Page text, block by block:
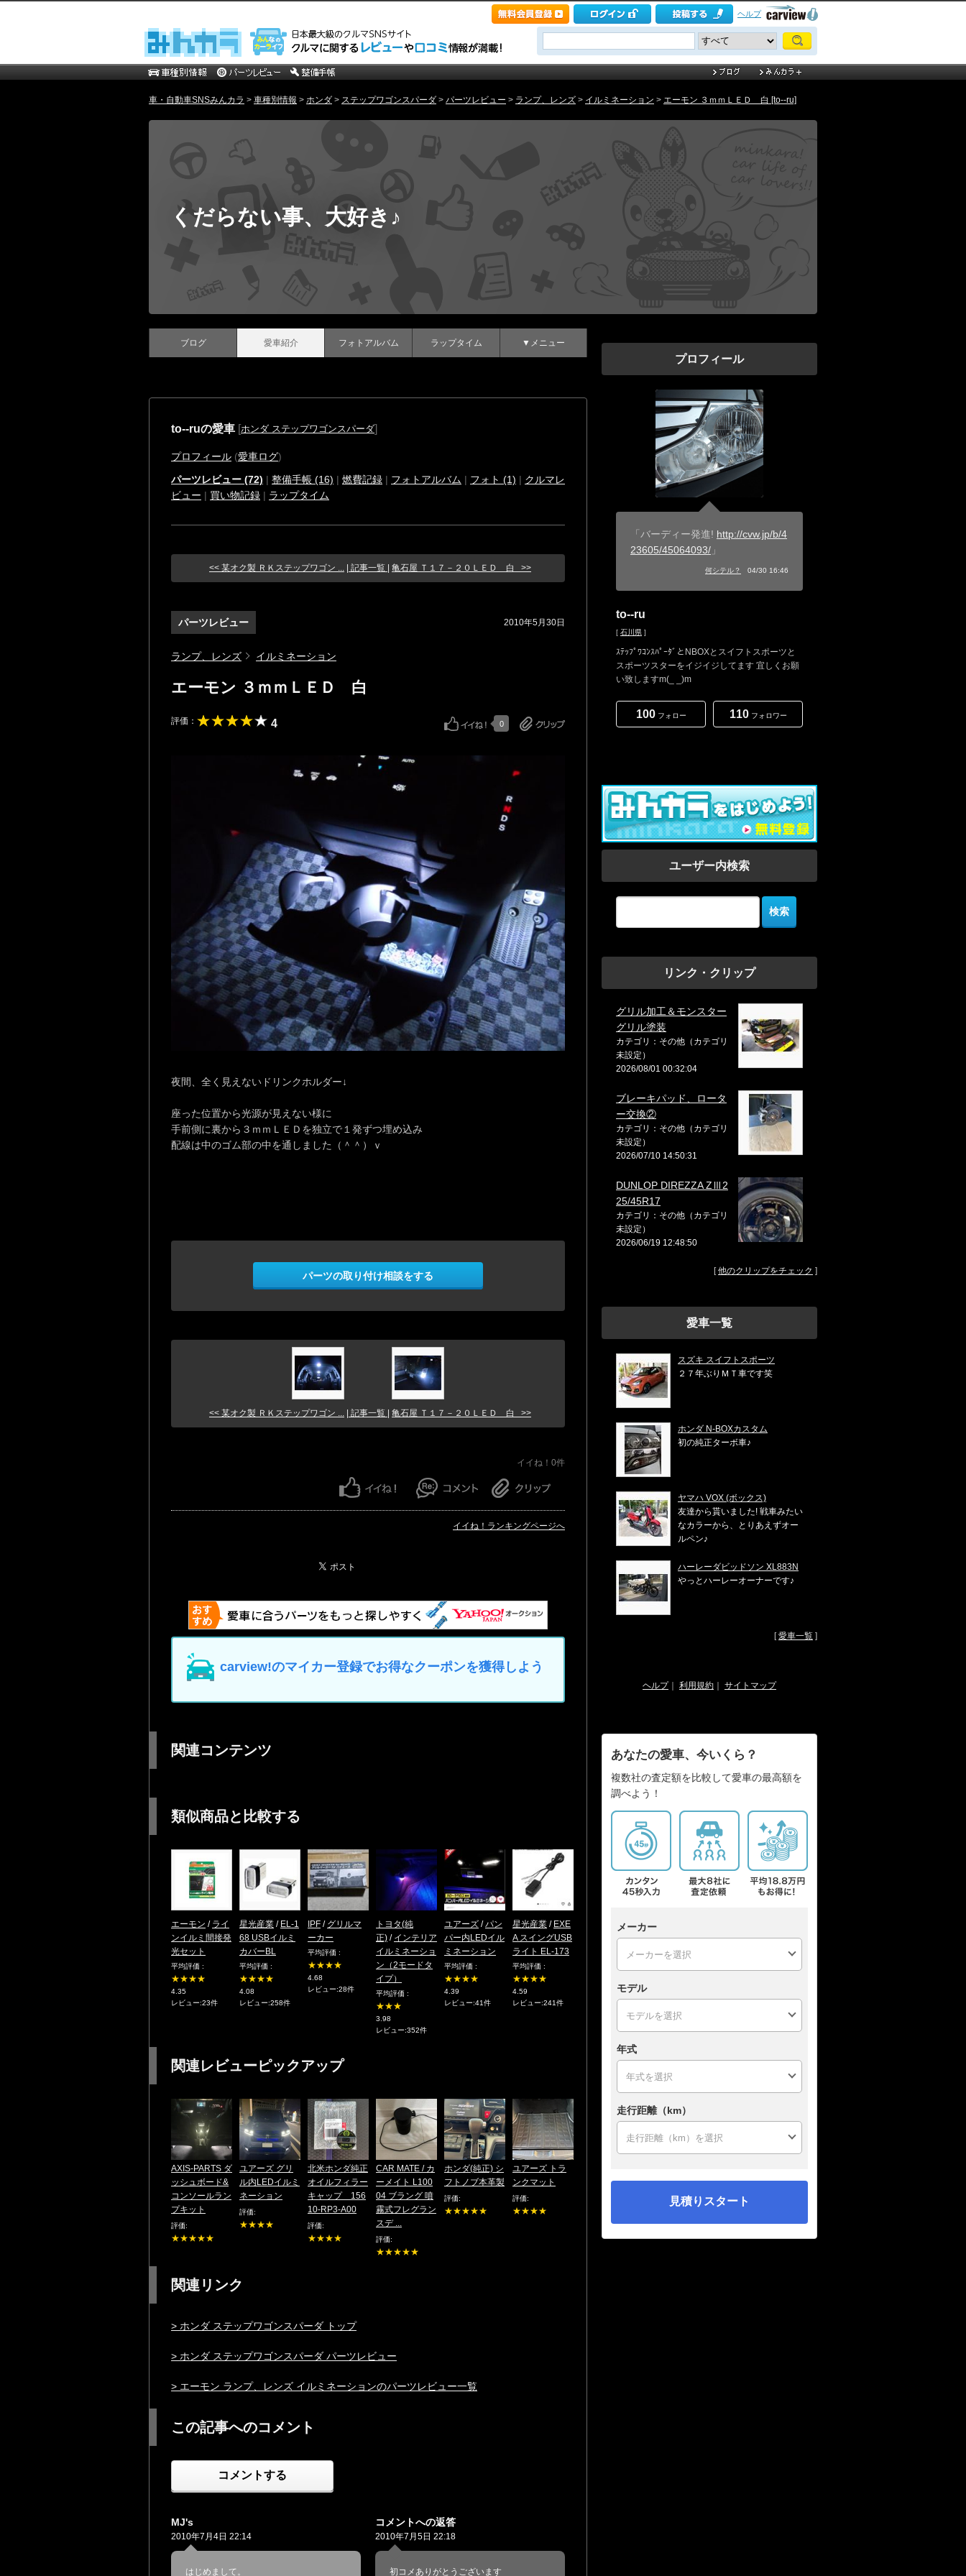
ヘルプ
車・自動車SNSみんカラ > 車種別情報 > ホンダ > ステップワゴンスパーダ > パーツレビュー > ランプ、レンズ > イルミネーション > エーモン ３ｍｍＬＥＤ 白 [to--ru]
くだらない事、大好き♪
ブログ 愛車紹介 フォトアルバム ラップタイム ▼メニュー
to--ruの愛車 [ホンダ ステップワゴンスパーダ]
プロフィール (愛車ログ)
パーツレビュー (72) | 整備手帳 (16) | 燃費記録 | フォトアルバム | フォト (1) | クルマレ
ビュー | 買い物記録 | ラップタイム
<< 某オク製 ＲＫステップワゴン ... | 記事一覧 | 亀石屋 Ｔ１７－２０ＬＥＤ 白 >>
パーツレビュー 2010年5月30日
ランプ、レンズ イルミネーション
エーモン ３ｍｍＬＥＤ 白
評価： 4 0
夜間、全く見えないドリンクホルダー↓
座った位置から光源が見えない様に
手前側に裏から３ｍｍＬＥＤを独立で１発ずつ埋め込み
配線は中のゴム部の中を通しました（＾＾）ｖ
パーツの取り付け相談をする
<< 某オク製 ＲＫステップワゴン ... | 記事一覧 | 亀石屋 Ｔ１７－２０ＬＥＤ 白 >>
イイね！0件
イイね！ランキングページへ
carview!のマイカー登録でお得なクーポンを獲得しよう
関連コンテンツ
類似商品と比較する
エーモン / ライ
ンイルミ間接発
光セット
平均評価 :
★★★★
4.35
レビュー:23件
星光産業 / EL-1
68 USBイルミ
カバーBL
平均評価 :
★★★★
4.08
レビュー:258件
IPF / グリルマ
ーカー
平均評価 :
★★★★
4.68
レビュー:28件
トヨタ(純
正) / インテリア
イルミネーショ
ン（2モードタ
イプ）
平均評価 :
★★★
3.98
レビュー:352件
ユアーズ /パン
パー内LEDイル
ミネーション
平均評価 :
★★★★
4.39
レビュー:41件
星光産業 / EXE
A スイングUSB
ライト EL-173
平均評価 :
★★★★
4.59
レビュー:241件
関連レビューピックアップ
AXIS-PARTS ダ
ッシュボード&
コンソールラン
プキット
評価:
★★★★★
ユアーズ グリ
ル内LEDイルミ
ネーション
評価:
★★★★
北米ホンダ純正
オイルフィラー
キャップ 156
10-RP3-A00
評価:
★★★★
CAR MATE / カ
ーメイト L100
04 ブラング 噴
霧式フレグラン
スデ ...
評価:
★★★★★
ホンダ(純正) シ
フトノブ本革製
評価:
★★★★★
ユアーズ トラ
ンクマット
評価:
★★★★
関連リンク
> ホンダ ステップワゴンスパーダ トップ
> ホンダ ステップワゴンスパーダ パーツレビュー
> エーモン ランプ、レンズ イルミネーションのパーツレビュー一覧
この記事へのコメント
コメントする
MJ's
2010年7月4日 22:14
はじめまして。
コメントへの返答
2010年7月5日 22:18
初コメありがとうございます
プロフィール
「バーディー発進! http://cvw.jp/b/4
23605/45064093/ 」
何シテル？ 04/30 16:46
to--ru
[ 石川県 ]
ｽﾃｯﾌﾟﾜｺﾝｽﾊﾟｰﾀﾞとNBOXとスイフトスポーツと
スポーツスターをイジイジしてます 宜しくお願
い致しますm(_ _)m
100フォロー 110フォロワー
ユーザー内検索
リンク・クリップ
グリル加工＆モンスター
グリル塗装
カテゴリ：その他（カテゴリ
未設定）
2026/08/01 00:32:04
ブレーキパッド、ロータ
ー交換②
カテゴリ：その他（カテゴリ
未設定）
2026/07/10 14:50:31
DUNLOP DIREZZA ZⅢ2
25/45R17
カテゴリ：その他（カテゴリ
未設定）
2026/06/19 12:48:50
[他のクリップをチェック ]
愛車一覧
スズキ スイフトスポーツ
２７年ぶりＭＴ車です笑
ホンダ N-BOXカスタム
初の純正ターボ車♪
ヤマハ VOX (ボックス)
友達から貰いました! 戦車みたい
なカラーから、とりあえずオー
ルペン♪
ハーレーダビッドソン XL883N
やっとハーレーオーナーです♪
[愛車一覧 ]
ヘルプ｜ 利用規約 サイトマップ
あなたの愛車、今いくら？
複数社の査定額を比較して愛車の最高額を
調べよう！
メーカー
モデル
年式
走行距離（km）
見積りスタート